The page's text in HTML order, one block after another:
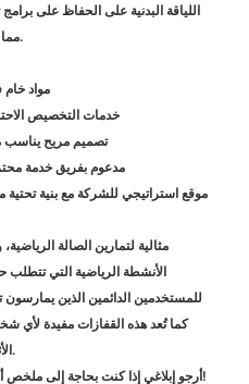
اللياقة البدنية على الحفاظ على
مما يُؤدي إلى نتائج أفضل في اللياقة البدنية.
- مواد
- خدمات التخصيص
- تصميم مريح
- مدعوم بفريق خدمة
- موقع استراتيجي للشركة مع بنية
مثالية لتمارين الصالة
الأنشطة الرياضية التي تتطلب
للمستخدمين الدائمين الذين يمارسون
كما تُعد هذه القفازات مفيدة
الأثقال المتكرر أو تمارين الصالة الرياضية.
أرجو إبلاغي إذا كنت بحاجة إلى ملخص أكثر تفصيلاً أو يركز على موضوع مختلف!